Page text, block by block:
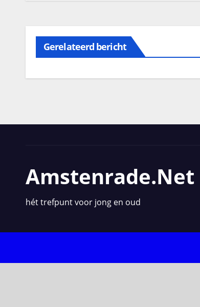
Gerelateerd bericht
Amstenrade.net
hét trefpunt voor jong en oud